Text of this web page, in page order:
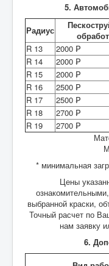
5.
Радиус
R 13
2000 ₱
R 14
2000 ₱
R 15
2000 ₱
R 16
2500 ₱
R 17
2500 ₱
R 18
2700 ₱
R 19
2700 ₱
* минимальная
Цены
выбранной краски,
Точный расчет по
нам заявку
6.